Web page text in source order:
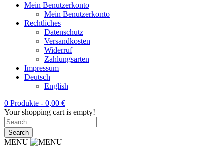
Mein Benutzerkonto
Mein Benutzerkonto
Rechtliches
Datenschutz
Versandkosten
Widerruf
Zahlungsarten
Impressum
Deutsch
English
0 Produkte - 0,00 €
Your shopping cart is empty!
MENU